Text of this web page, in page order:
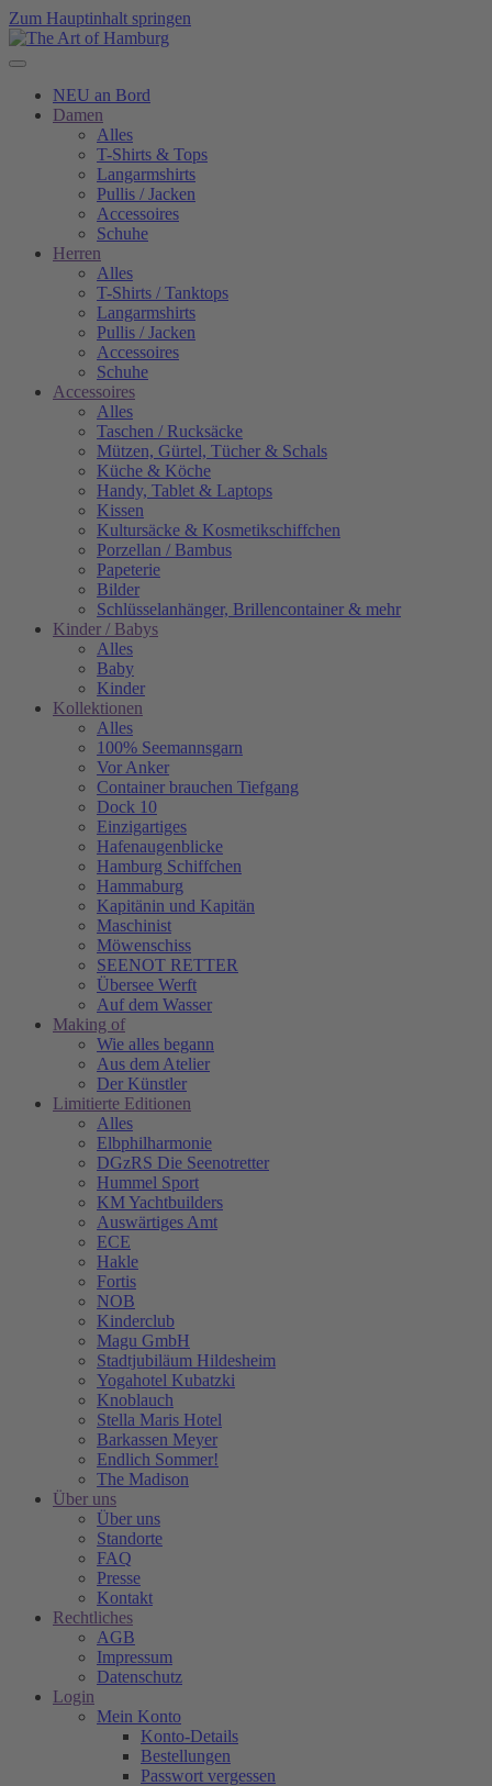
Zum Hauptinhalt springen
NEU an Bord
Damen
Alles
T-Shirts & Tops
Langarmshirts
Pullis / Jacken
Accessoires
Schuhe
Herren
Alles
T-Shirts / Tanktops
Langarmshirts
Pullis / Jacken
Accessoires
Schuhe
Accessoires
Alles
Taschen / Rucksäcke
Mützen, Gürtel, Tücher & Schals
Küche & Köche
Handy, Tablet & Laptops
Kissen
Kultursäcke & Kosmetikschiffchen
Porzellan / Bambus
Papeterie
Bilder
Schlüsselanhänger, Brillencontainer & mehr
Kinder / Babys
Alles
Baby
Kinder
Kollektionen
Alles
100% Seemannsgarn
Vor Anker
Container brauchen Tiefgang
Dock 10
Einzigartiges
Hafenaugen­blicke
Hamburg Schiffchen
Hammaburg
Kapitänin und Kapitän
Maschinist
Möwenschiss
SEENOT RETTER
Übersee Werft
Auf dem Wasser
Making of
Wie alles begann
Aus dem Atelier
Der Künstler
Limitierte Editionen
Alles
Elbphilharmonie
DGzRS Die Seenotretter
Hummel Sport
KM Yachtbuilders
Auswärtiges Amt
ECE
Hakle
Fortis
NOB
Kinderclub
Magu GmbH
Stadtjubiläum Hildesheim
Yogahotel Kubatzki
Knoblauch
Stella Maris Hotel
Barkassen Meyer
Endlich Sommer!
The Madison
Über uns
Über uns
Standorte
FAQ
Presse
Kontakt
Rechtliches
AGB
Impressum
Datenschutz
Login
Mein Konto
Konto-Details
Bestellungen
Passwort vergessen